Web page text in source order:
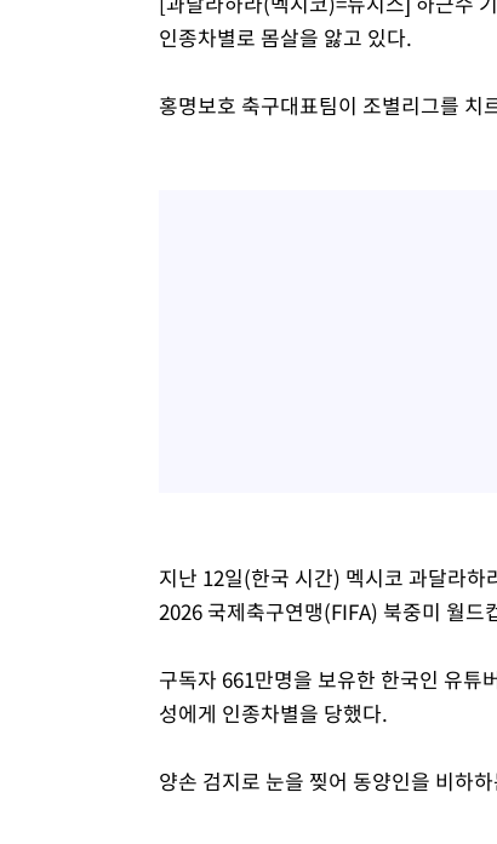
인종차별로 몸살을 앓고 있다.
홍명보호 축구대표팀이 조별리그를 치
지난 12일(한국 시간) 멕시코 과달라
2026 국제축구연맹(FIFA) 북중미 월드
구독자 661만명을 보유한 한국인 유튜
성에게 인종차별을 당했다.
양손 검지로 눈을 찢어 동양인을 비하